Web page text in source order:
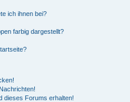
ich ihnen bei?
farbig dargestellt?
dieses Forums erhalten!